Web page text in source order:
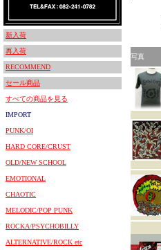
新入荷
再入荷
RECOMMEND
セール商品
すべての商品を見る
IMPORT
PUNK/OI
HARD CORE/CRUST
OLD/NEW SCHOOL
EMOTIONAL
CHAOTIC
MELODIC/POP PUNK
ROCKA/PSYCHOBILLY
ALTERNATIVE/ROCK etc
写真